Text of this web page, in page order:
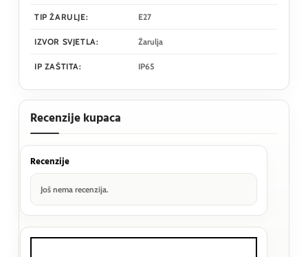
TIP ŽARULJE: E27
IZVOR SVJETLA: Žarulja
IP ZAŠTITA: IP65
Recenzije kupaca
Recenzije
Još nema recenzija.